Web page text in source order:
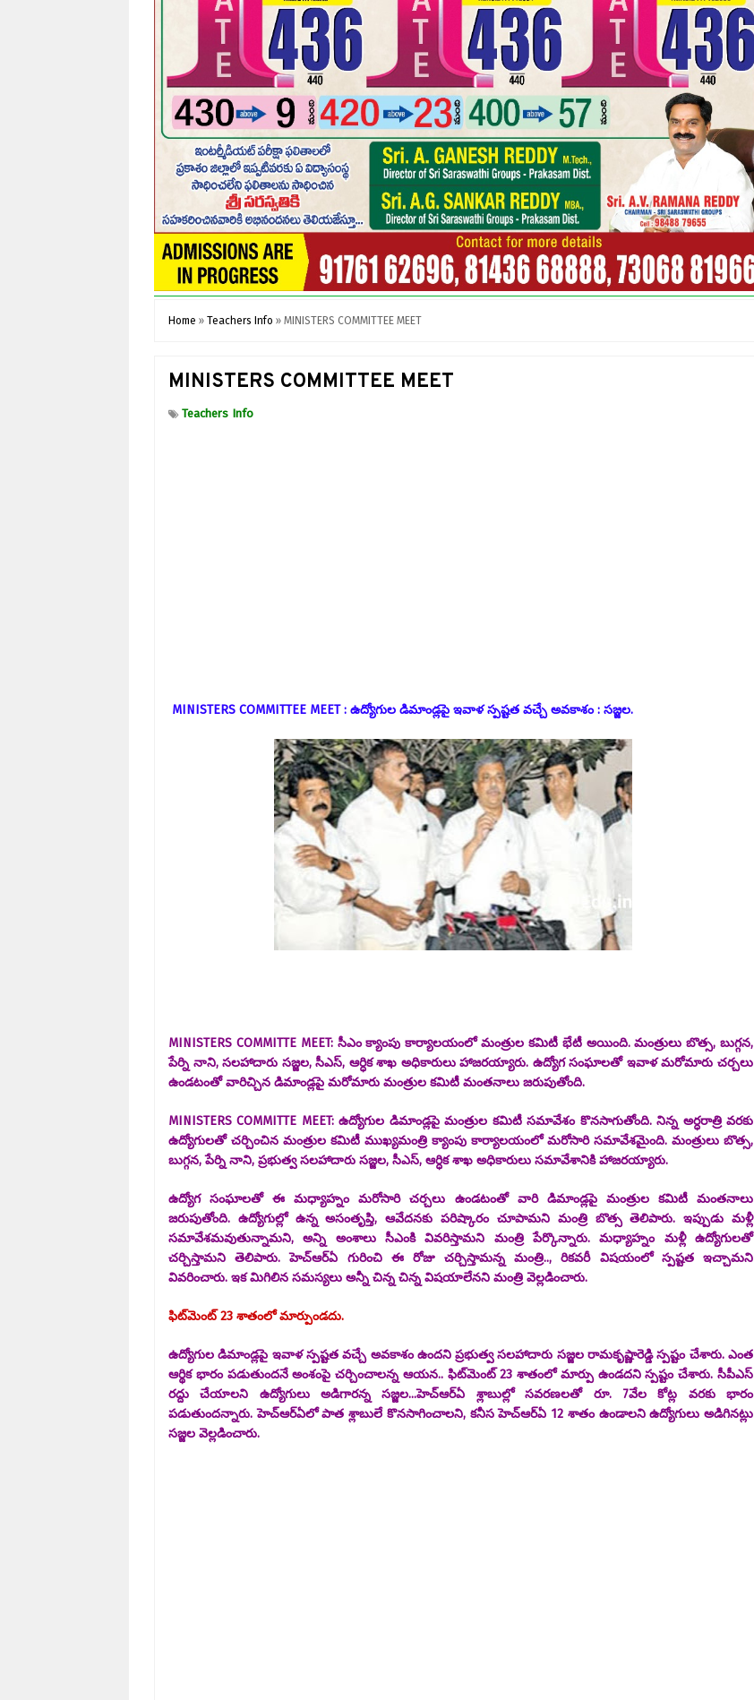
Home » Teachers Info » MINISTERS COMMITTEE MEET
MINISTERS COMMITTEE MEET
Teachers Info
MINISTERS COMMITTEE MEET : ఉద్యోగుల డిమాండ్లపై ఇవాళ స్పష్టత వచ్చే అవకాశం : సజ్జల.
MINISTERS COMMITTE MEET: సీఎం క్యాంపు కార్యాలయంలో మంత్రుల కమిటీ భేటీ అయింది. మంత్రులు బొత్స, బుగ్గన,
పేర్ని నాని, సలహాదారు సజ్జల, సీఎస్, ఆర్ధిక శాఖ అధికారులు హాజరయ్యారు. ఉద్యోగ సంఘాలతో ఇవాళ మరోమారు చర్చలు
ఉండటంతో వారిచ్చిన డిమాండ్లపై మరోమారు మంత్రుల కమిటీ మంతనాలు జరుపుతోంది.
MINISTERS COMMITTE MEET: ఉద్యోగుల డిమాండ్లపై మంత్రుల కమిటీ సమావేశం కొనసాగుతోంది. నిన్న అర్ధరాత్రి వరకు
ఉద్యోగులతో చర్చించిన మంత్రుల కమిటీ ముఖ్యమంత్రి క్యాంపు కార్యాలయంలో మరోసారి సమావేశమైంది. మంత్రులు బొత్స,
బుగ్గన, పేర్ని నాని, ప్రభుత్వ సలహాదారు సజ్జల, సీఎస్, ఆర్ధిక శాఖ అధికారులు సమావేశానికి హాజరయ్యారు.
ఉద్యోగ సంఘాలతో ఈ మధ్యాహ్నం మరోసారి చర్చలు ఉండటంతో వారి డిమాండ్లపై మంత్రుల కమిటీ మంతనాలు
జరుపుతోంది. ఉద్యోగుల్లో ఉన్న అసంతృప్తి, ఆవేదనకు పరిష్కారం చూపామని మంత్రి బొత్స తెలిపారు. ఇప్పుడు మళ్లీ
సమావేశమవుతున్నామని, అన్ని అంశాలు సీఎంకి వివరిస్తామని మంత్రి పేర్కొన్నారు. మధ్యాహ్నం మళ్లీ ఉద్యోగులతో
చర్చిస్తామని తెలిపారు. హెచ్​ఆర్​ఏ గురించి ఈ రోజు చర్చిస్తామన్న మంత్రి.., రికవరీ విషయంలో స్పష్టత ఇచ్చామని
వివరించారు. ఇక మిగిలిన సమస్యలు అన్నీ చిన్న చిన్న విషయాలేనని మంత్రి వెల్లడించారు.
ఫిట్​మెంట్​ 23 శాతంలో మార్పుండదు.
ఉద్యోగుల డిమాండ్లపై ఇవాళ స్పష్టత వచ్చే అవకాశం ఉందని ప్రభుత్వ సలహాదారు సజ్జల రామకృష్ణారెడ్డి స్పష్టం చేశారు. ఎంత
ఆర్థిక భారం పడుతుందనే అంశంపై చర్చించాలన్న ఆయన.. ఫిట్​మెంట్ 23 శాతంలో మార్పు ఉండదని స్పష్టం చేశారు. సీపీఎస్
రద్దు చేయాలని ఉద్యోగులు అడిగారన్న సజ్జల...హెచ్​ఆర్ఏ శ్లాబుల్లో సవరణలతో రూ. 7వేల కోట్ల వరకు భారం
పడుతుందన్నారు. హెచ్ఆర్​ఏలో పాత శ్లాబులే కొనసాగించాలని, కనీస హెచ్​ఆర్​ఏ 12 శాతం ఉండాలని ఉద్యోగులు అడిగినట్లు
సజ్జల వెల్లడించారు.